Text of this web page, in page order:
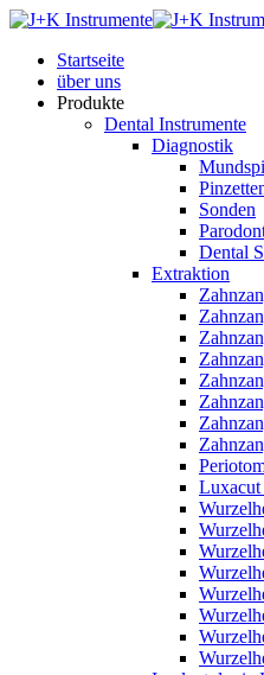
Startseite
über uns
Produkte
Dental Instrumente
Diagnostik
Sonden
Dental
Extraktion
Luxacut